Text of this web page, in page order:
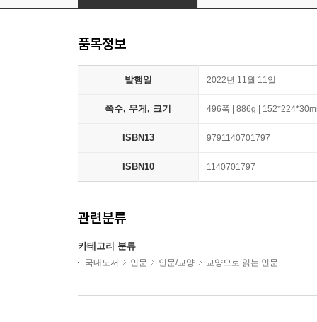
품목정보
발행일 2022년 11월 11일
쪽수, 무게, 크기 496쪽 | 886g |
ISBN13 9791140701797
ISBN10 1140701797
관련분류
카테고리 분류
국내도서 인문 인문/교양 교양으로 읽는 인문